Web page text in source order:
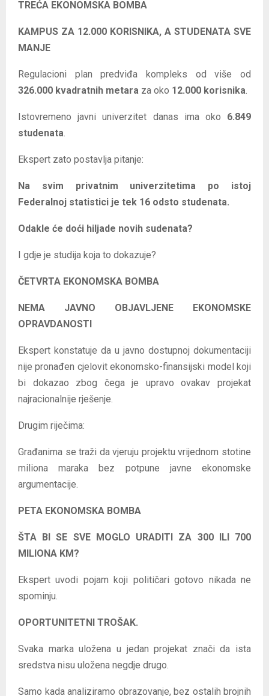
TREĆA EKONOMSKA BOMBA
KAMPUS ZA 12.000 KORISNIKA, A STUDENATA SVE
MANJE
Regulacioni plan predviđa kompleks od više od
326.000 kvadratnih metara za oko 12.000 korisnika.
Istovremeno javni univerzitet danas ima oko 6.849
studenata.
Ekspert zato postavlja pitanje:
Na svim privatnim univerzitetima po istoj
Federalnoj statistici je tek 16 odsto studenata.
Odakle će doći hiljade novih sudenata?
I gdje je studija koja to dokazuje?
ČETVRTA EKONOMSKA BOMBA
NEMA JAVNO OBJAVLJENE EKONOMSKE
OPRAVDANOSTI
Ekspert konstatuje da u javno dostupnoj dokumentaciji
nije pronađen cjelovit ekonomsko-finansijski model koji
bi dokazao zbog čega je upravo ovakav projekat
najracionalnije rješenje.
Drugim riječima:
Građanima se traži da vjeruju projektu vrijednom stotine
miliona maraka bez potpune javne ekonomske
argumentacije.
PETA EKONOMSKA BOMBA
ŠTA BI SE SVE MOGLO URADITI ZA 300 ILI 700
MILIONA KM?
Ekspert uvodi pojam koji političari gotovo nikada ne
spominju.
OPORTUNITETNI TROŠAK.
Svaka marka uložena u jedan projekat znači da ista
sredstva nisu uložena negdje drugo.
Samo kada analiziramo obrazovanje, bez ostalih brojnih